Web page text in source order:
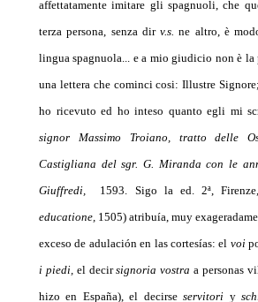
affettatamente imitare gli spagnuoli, che
terza persona, senza dirv.s.ne altro, è
lingua spagnuola... e a mio giudicio non è la
una lettera che cominci cosi: Illustre
ho ricevuto ed ho inteso quanto egli mi
signor Massimo Troiano, tratto delle
Castigliana del sgr. G. Miranda con le
Giuffredi, 1593. Sigo la ed. 2ª,
educatione, 1505) atribuía, muy
exceso de adulación en las cortesías: el voi
i piedi, el decirsignoria vostraa personas
hizo en España), el decirseservitori y